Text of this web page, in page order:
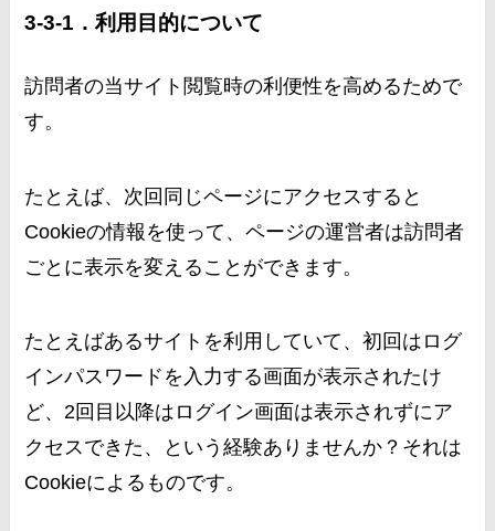
3-3-1．利用目的について
訪問者の当サイト閲覧時の利便性を高めるためで
す。
たとえば、次回同じページにアクセスすると
Cookieの情報を使って、ページの運営者は訪問者
ごとに表示を変えることができます。
たとえばあるサイトを利用していて、初回はログ
インパスワードを入力する画面が表示されたけ
ど、2回目以降はログイン画面は表示されずにア
クセスできた、という経験ありませんか？それは
Cookieによるものです。